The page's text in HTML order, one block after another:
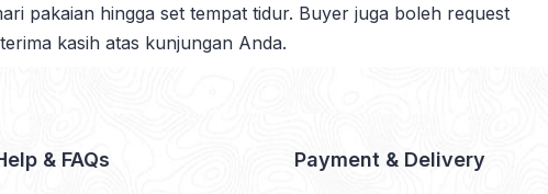
pakaian hingga set tempat tidur. Buyer juga boleh request
kasih atas kunjungan Anda.
& FAQs Payment & Delivery